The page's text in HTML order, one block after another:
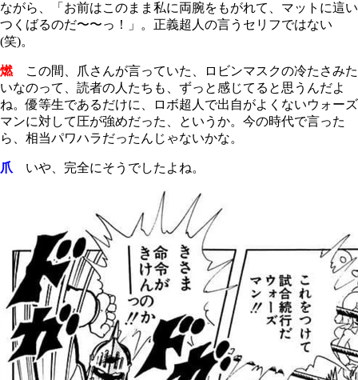
ながら、「お前はこのまま私に両腕をもがれて、マットに這い
つくばるのだ〜〜っ！」。正義超人の言うセリフではない
(笑)。
燃この間、爪さんが言っていた、ロビンマスクの冷たさみた
いなのって、読者の人たちも、ずっと感じてると思うんだよ
ね。優等生であるだけに、ロボ超人で出自がよくないウォーズ
マンに対して圧が強めだった、というか。今の時代で言った
ら、相当パワハラだったんじゃないかな。
爪 いや、完全にそうでしたよね。